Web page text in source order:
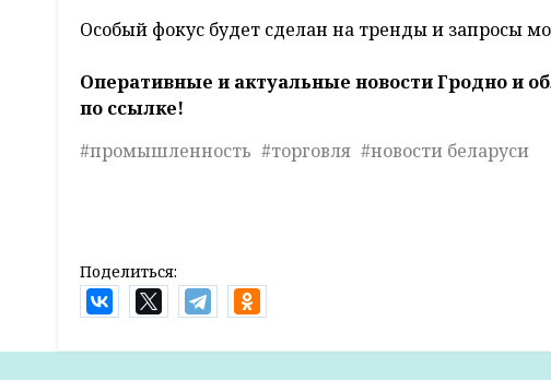
Особый фокус будет сделан на тренды и запросы
Оперативные и актуальные новости Гродно и
по ссылке!
#промышленность #торговля #новости беларуси
Поделиться: